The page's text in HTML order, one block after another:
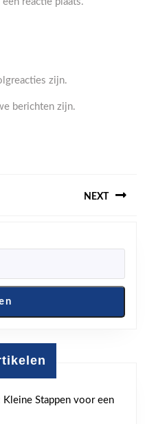
zijn.
berichten zijn.
NEXT
Kleine Stappen voor een